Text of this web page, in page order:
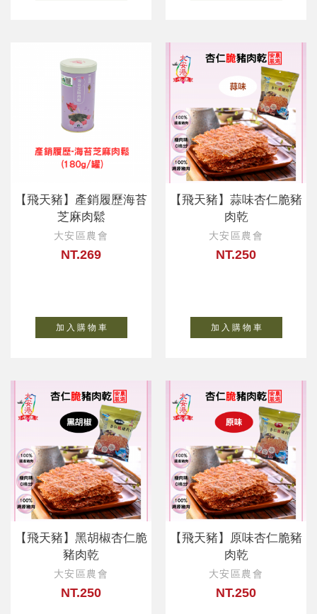
【飛天豬】產銷履歷海苔
芝麻肉鬆
大安區農會
NT.269
加 入 購 物 車
【飛天豬】蒜味杏仁脆豬
肉乾
大安區農會
NT.250
加 入 購 物 車
【飛天豬】黑胡椒杏仁脆
豬肉乾
大安區農會
NT.250
【飛天豬】原味杏仁脆豬
肉乾
大安區農會
NT.250